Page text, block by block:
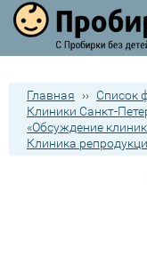
Главная ›› Список
Клиники Санкт-
«Обсуждение
Клиника